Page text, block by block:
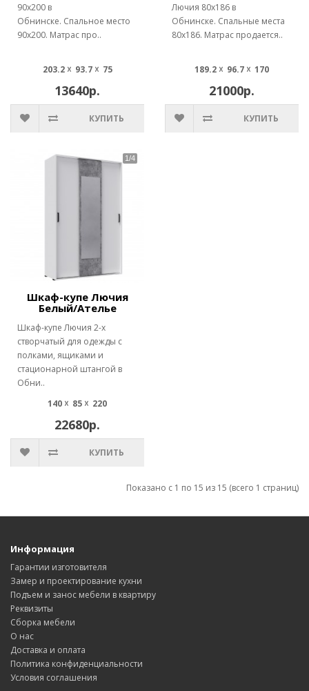
90х200 в
Обнинске. Спальное место
90х200. Матрас про..
203.2 ☓ 93.7 ☓ 75
13640р.
КУПИТЬ
Лючия 80х186 в
Обнинске. Спальные места
80х186. Матрас продается..
189.2 ☓ 96.7 ☓ 170
21000р.
КУПИТЬ
Шкаф-купе Лючия
Белый/Ателье
Шкаф-купе Лючия 2-х
створчатый для одежды с
полками, ящиками и
стационарной штангой в
Обни..
140 ☓ 85 ☓ 220
22680р.
КУПИТЬ
Показано с 1 по 15 из 15 (всего 1 страниц)
Информация
Гарантии изготовителя
Замер и проектирование кухни
Подъем и занос мебели в квартиру
Реквизиты
Сборка мебели
О нас
Доставка и оплата
Политика конфиденциальности
Условия соглашения